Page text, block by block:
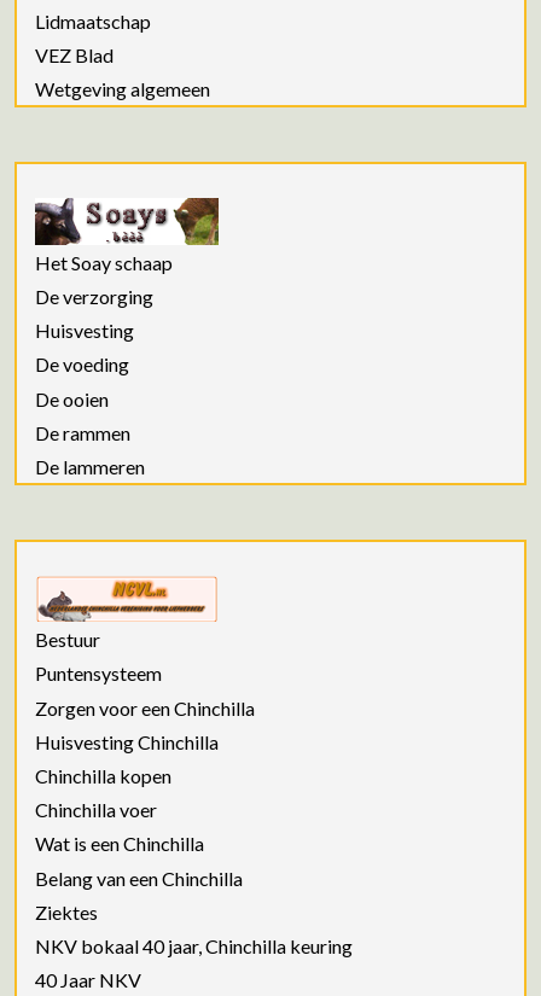
Lidmaatschap
VEZ Blad
Wetgeving algemeen
Het Soay schaap
De verzorging
Huisvesting
De voeding
De ooien
De rammen
De lammeren
Bestuur
Puntensysteem
Zorgen voor een Chinchilla
Huisvesting Chinchilla
Chinchilla kopen
Chinchilla voer
Wat is een Chinchilla
Belang van een Chinchilla
Ziektes
NKV bokaal 40 jaar, Chinchilla keuring
40 Jaar NKV